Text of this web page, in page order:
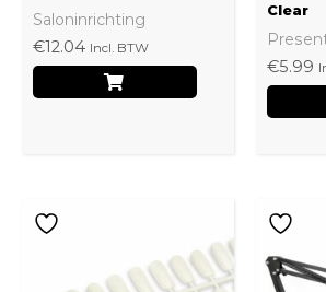
Saloninrichting
€12.04 Incl. BTW
Clear
€5.99